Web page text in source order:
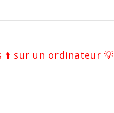
sur un ordinateur 💡